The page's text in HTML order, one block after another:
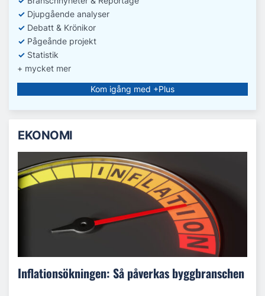
✓ Djupgående analyser
✓ Debatt & Krönikor
✓ Pågeånde projekt
✓ Statistik
+ mycket mer
Kom igång med +Plus
EKONOMI
Inflationsökningen: Så påverkas byggbranschen